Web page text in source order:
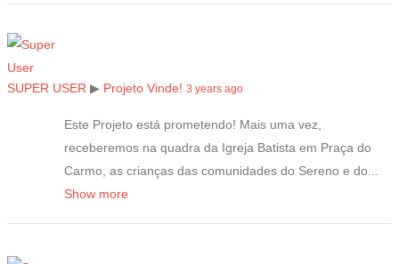
SUPER USER ▶ Projeto Vinde! 3 years ago
Este Projeto está prometendo! Mais uma vez,
receberemos na quadra da Igreja Batista em Praça do
Carmo, as crianças das comunidades do Sereno e do...
Show more